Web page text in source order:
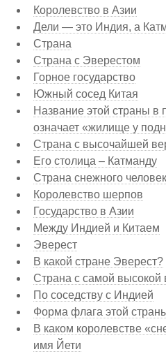
Королевство в Азии
Дели — это Индия, а
Страна
Страна с Эверестом
Горное государство
Южный сосед Китая
Название этой страны в
означает «жилище у
Страна с высочайшей
Его столица – Катманду
Страна снежного
Королевство шерпов
Государство в Азии
Между Индией и Китаем
Эверест
В какой стране Эверест?
Страна с самой высокой
По соседству с Индией
Форма флага этой
В каком королевстве
имя Йети